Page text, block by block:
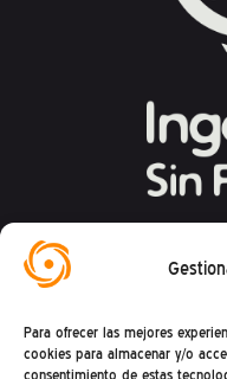
Para ofrecer las mejores
cookies para almacenar y/o
consentimiento de estas
Federación
Calle